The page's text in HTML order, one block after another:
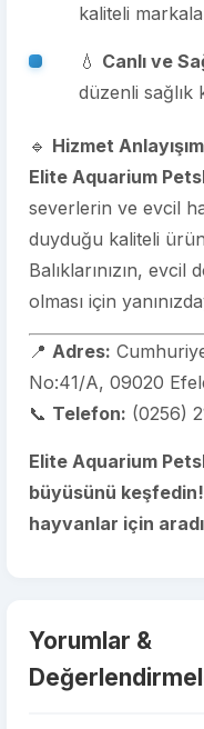
kaliteli
💧 Canlı ve
düzenli sağlık
🔹 Hizmet
Elite Aquarium
severlerin ve evcil
duyduğu kaliteli
Balıklarınızın, evcil
olması için
📍 Adres:
No:41/A, 09020
📞 Telefon: (0256)
Elite Aquarium
büyüsünü
hayvanlar için
Yorumlar &